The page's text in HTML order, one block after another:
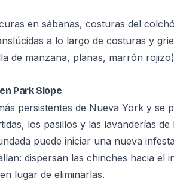
en sábanas, costuras del
a lo largo de costuras y
de manzana, planas, marrón
Park Slope
persistentes de Nueva York y se
los pasillos y las lavanderías de
puede iniciar una nueva
dispersan las chinches hacia el
lugar de eliminarlas.